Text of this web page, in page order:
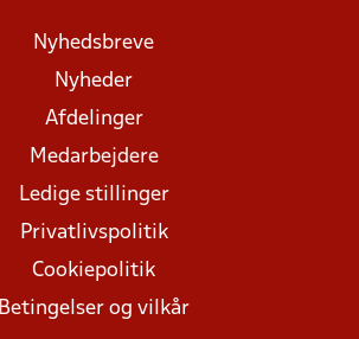
Nyhedsbreve
Nyheder
Afdelinger
Medarbejdere
Ledige stillinger
Privatlivspolitik
Cookiepolitik
Betingelser og vilkår